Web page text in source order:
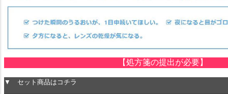
【処方箋の提出が必要】
▼ セット商品はコチラ